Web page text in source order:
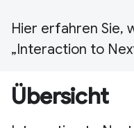
Hier erfahren Sie,
„Interaction to
Übersicht